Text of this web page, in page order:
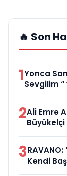
🔥 Son
1Yonca
Sevgilim “
2Ali Emre
Büyükelçi
3Kendi